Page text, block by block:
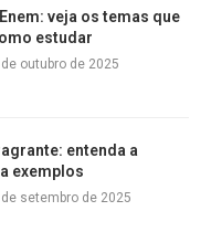
veja os temas que
estudar
outubro de 2025
entenda a
exemplos
setembro de 2025